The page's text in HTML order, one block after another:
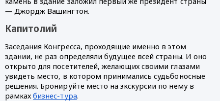
— Джордж Вашингтон.
Капитолий
Заседания Конгресса, проходящие именно в этом
здании, не раз определяли будущее всей страны. И оно
открыто для посетителей, желающих своими глазами
увидеть место, в котором принимались судьбоносные
решения. Бронируйте место на экскурсии по нему в
рамках бизнес-тура.